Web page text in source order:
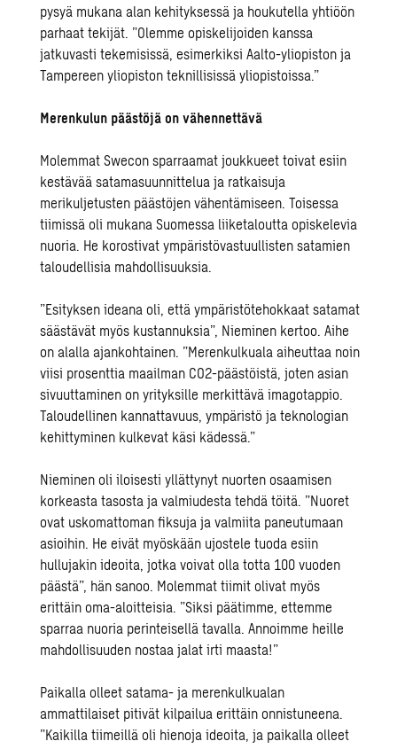
pysyä mukana alan kehityksessä ja houkutella yhtiöön
parhaat tekijät. ”Olemme opiskelijoiden kanssa
jatkuvasti tekemisissä, esimerkiksi Aalto-yliopiston ja
Tampereen yliopiston teknillisissä yliopistoissa.”
Merenkulun päästöjä on vähennettävä
Molemmat Swecon sparraamat joukkueet toivat esiin
kestävää satamasuunnittelua ja ratkaisuja
merikuljetusten päästöjen vähentämiseen. Toisessa
tiimissä oli mukana Suomessa liiketaloutta opiskelevia
nuoria. He korostivat ympäristövastuullisten satamien
taloudellisia mahdollisuuksia.
”Esityksen ideana oli, että ympäristötehokkaat satamat
säästävät myös kustannuksia”, Nieminen kertoo. Aihe
on alalla ajankohtainen. ”Merenkulkuala aiheuttaa noin
viisi prosenttia maailman CO2-päästöistä, joten asian
sivuuttaminen on yrityksille merkittävä imagotappio.
Taloudellinen kannattavuus, ympäristö ja teknologian
kehittyminen kulkevat käsi kädessä.”
Nieminen oli iloisesti yllättynyt nuorten osaamisen
korkeasta tasosta ja valmiudesta tehdä töitä. ”Nuoret
ovat uskomattoman fiksuja ja valmiita paneutumaan
asioihin. He eivät myöskään ujostele tuoda esiin
hullujakin ideoita, jotka voivat olla totta 100 vuoden
päästä”, hän sanoo. Molemmat tiimit olivat myös
erittäin oma-aloitteisia. ”Siksi päätimme, ettemme
sparraa nuoria perinteisellä tavalla. Annoimme heille
mahdollisuuden nostaa jalat irti maasta!”
Paikalla olleet satama- ja merenkulkualan
ammattilaiset pitivät kilpailua erittäin onnistuneena.
”Kaikilla tiimeillä oli hienoja ideoita, ja paikalla olleet